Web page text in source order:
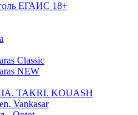
ЕГАИС 18+
Classic
NEW
TAKRI. KOUASH
Vankasar